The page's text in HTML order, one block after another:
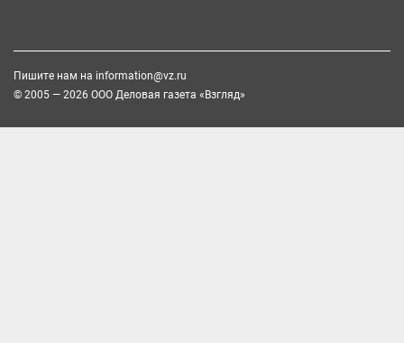
Пишите нам на information@vz.ru
© 2005 — 2026 ООО Деловая газета «Взгляд»